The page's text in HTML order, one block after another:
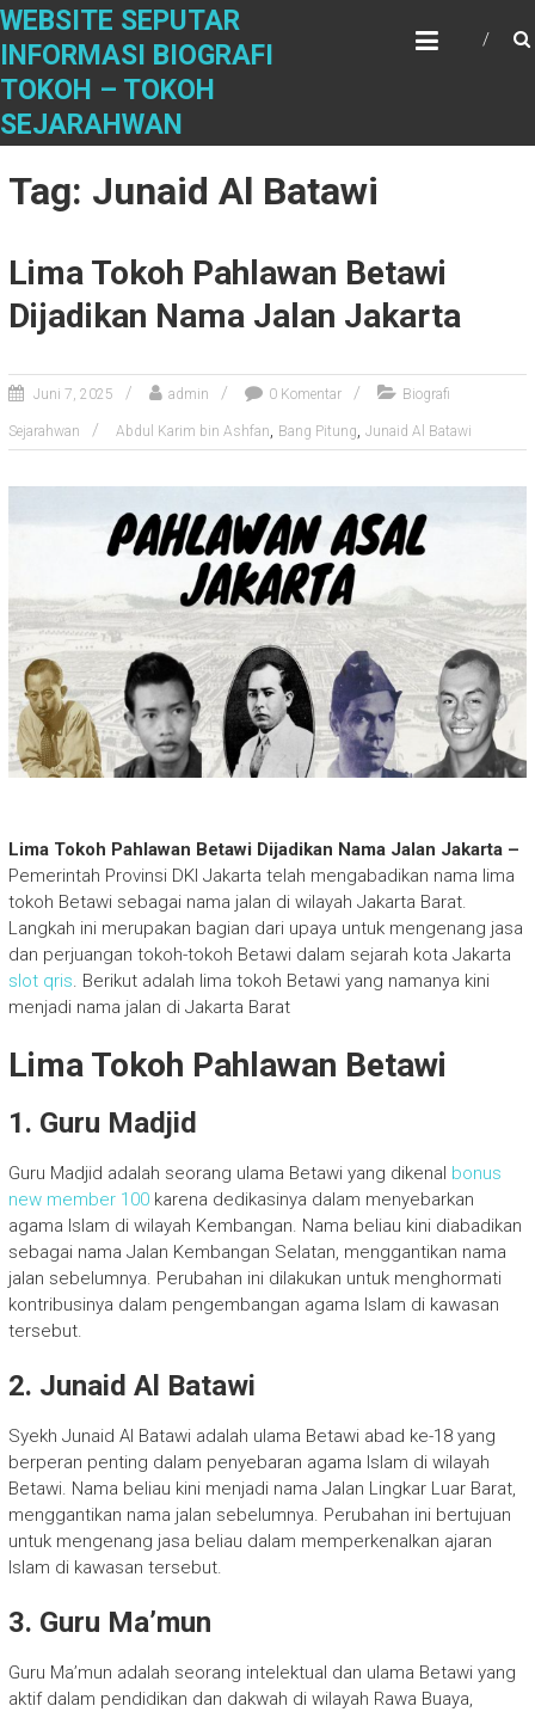
S
t
o
WEBSITE SEPUTAR
INFORMASI BIOGRAFI
TOKOH – TOKOH
SEJARAHWAN
Tag: Junaid Al Batawi
Lima Tokoh Pahlawan Betawi
Dijadikan Nama Jalan Jakarta
Juni 7, 2025 admin 0 Komentar Biografi
Sejarahwan Abdul Karim bin Ashfan, Bang Pitung, Junaid Al Batawi
Lima Tokoh Pahlawan Betawi Dijadikan Nama Jalan Jakarta –
Pemerintah Provinsi DKI Jakarta telah mengabadikan nama lima
tokoh Betawi sebagai nama jalan di wilayah Jakarta Barat.
Langkah ini merupakan bagian dari upaya untuk mengenang jasa
dan perjuangan tokoh-tokoh Betawi dalam sejarah kota Jakarta
slot qris. Berikut adalah lima tokoh Betawi yang namanya kini
menjadi nama jalan di Jakarta Barat
Lima Tokoh Pahlawan Betawi
1. Guru Madjid
Guru Madjid adalah seorang ulama Betawi yang dikenal bonus
new member 100karena dedikasinya dalam menyebarkan
agama Islam di wilayah Kembangan. Nama beliau kini diabadikan
sebagai nama Jalan Kembangan Selatan, menggantikan nama
jalan sebelumnya. Perubahan ini dilakukan untuk menghormati
kontribusinya dalam pengembangan agama Islam di kawasan
tersebut.
2. Junaid Al Batawi
Syekh Junaid Al Batawi adalah ulama Betawi abad ke-18 yang
berperan penting dalam penyebaran agama Islam di wilayah
Betawi. Nama beliau kini menjadi nama Jalan Lingkar Luar Barat,
menggantikan nama jalan sebelumnya. Perubahan ini bertujuan
untuk mengenang jasa beliau dalam memperkenalkan ajaran
Islam di kawasan tersebut.
3. Guru Ma’mun
Guru Ma’mun adalah seorang intelektual dan ulama Betawi yang
aktif dalam pendidikan dan dakwah di wilayah Rawa Buaya,